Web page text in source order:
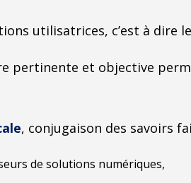
utilisatrices, c’est à dire
pertinente et objective
, conjugaison des savoirs
de solutions numériques,